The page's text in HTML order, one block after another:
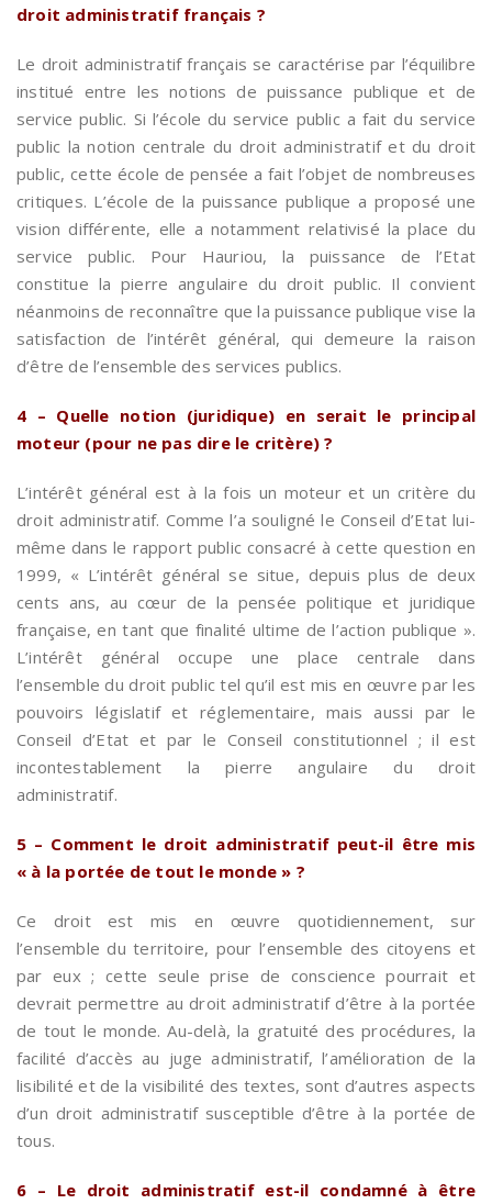
droit administratif français ?
Le droit administratif français se caractérise par l’équilibre
institué entre les notions de puissance publique et de
service public. Si l’école du service public a fait du service
public la notion centrale du droit administratif et du droit
public, cette école de pensée a fait l’objet de nombreuses
critiques. L’école de la puissance publique a proposé une
vision différente, elle a notamment relativisé la place du
service public. Pour Hauriou, la puissance de l’Etat
constitue la pierre angulaire du droit public. Il convient
néanmoins de reconnaître que la puissance publique vise la
satisfaction de l’intérêt général, qui demeure la raison
d’être de l’ensemble des services publics.
4 – Quelle notion (juridique) en serait le principal
moteur (pour ne pas dire le critère) ?
L’intérêt général est à la fois un moteur et un critère du
droit administratif. Comme l’a souligné le Conseil d’Etat lui-
même dans le rapport public consacré à cette question en
1999, « L’intérêt général se situe, depuis plus de deux
cents ans, au cœur de la pensée politique et juridique
française, en tant que finalité ultime de l’action publique ».
L’intérêt général occupe une place centrale dans
l’ensemble du droit public tel qu’il est mis en œuvre par les
pouvoirs législatif et réglementaire, mais aussi par le
Conseil d’Etat et par le Conseil constitutionnel ; il est
incontestablement la pierre angulaire du droit
administratif.
5 – Comment le droit administratif peut-il être mis
« à la portée de tout le monde » ?
Ce droit est mis en œuvre quotidiennement, sur
l’ensemble du territoire, pour l’ensemble des citoyens et
par eux ; cette seule prise de conscience pourrait et
devrait permettre au droit administratif d’être à la portée
de tout le monde. Au-delà, la gratuité des procédures, la
facilité d’accès au juge administratif, l’amélioration de la
lisibilité et de la visibilité des textes, sont d’autres aspects
d’un droit administratif susceptible d’être à la portée de
tous.
6 – Le droit administratif est-il condamné à être